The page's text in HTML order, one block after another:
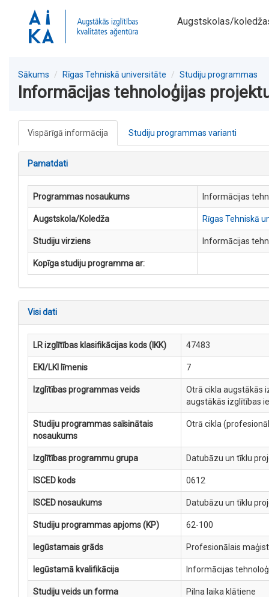
Augstskolas/
Sākums Rīgas Tehniskā universitāte Studiju programmas
Informācijas tehnoloģijas
Vispārīgā informācija Studiju programmas varianti
Pamatdati
Programmas nosaukums Informācijas
Augstskola/Koledža Rīgas Tehniskā
Studiju virziens Informācijas
Kopīga studiju programma ar:
Visi dati
LR izglītības klasifikācijas kods (IKK) 47483
EKI/LKI līmenis 7
Izglītības programmas veids
Otrā cikla augstākās
augstākās izglītības
Studiju programmas saīsinātais
nosaukums
Otrā cikla
Izglītības programmu grupa Datubāzu un tīklu
ISCED kods 0612
ISCED nosaukums Datubāzu un tīklu
Studiju programmas apjoms (KP) 62-100
Iegūstamais grāds Profesionālais
Iegūstamā kvalifikācija Informācijas
Studiju veids un forma Pilna laika klātiene